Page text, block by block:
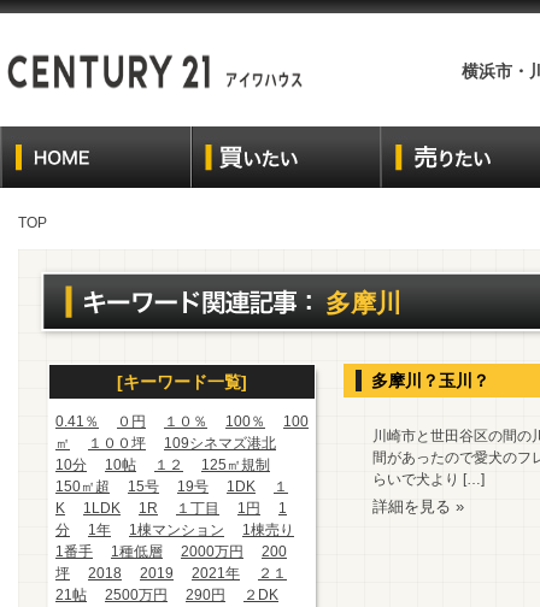
横浜市・
TOP
多摩川
[キーワード一覧]
0.41％ ０円 １０％ 100％
100
㎡
１００坪
109シネマズ港北
10分
10帖 １２
125㎡規制
150㎡超
15号 19号 1DK
１
K
1LDK 1R １丁目 1円
1
分
1年 1棟マンション
1棟売り
1番手
1種低層 2000万円
200
坪
2018 2019 2021年
２１
21帖
2500万円 290円
２DK
多摩川？玉川？
川崎市と世田谷区の間の
間があったので愛犬のフ
らいで犬より […]
詳細を見る »